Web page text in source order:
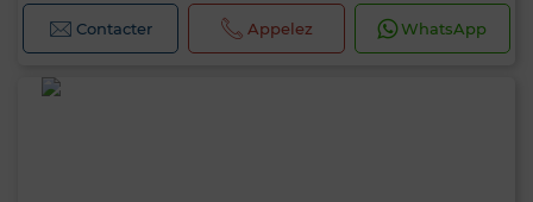
Contacter Appelez WhatsApp